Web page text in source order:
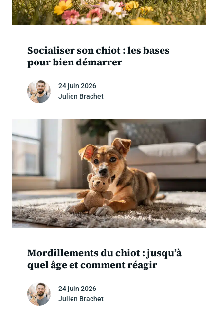
Socialiser son chiot : les bases
pour bien démarrer
24 juin 2026
Julien Brachet
Mordillements du chiot : jusqu’à
quel âge et comment réagir
24 juin 2026
Julien Brachet